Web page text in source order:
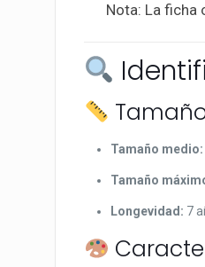
Nota: La ficha
Tamaño medio:
Tamaño
Longevidad: 7